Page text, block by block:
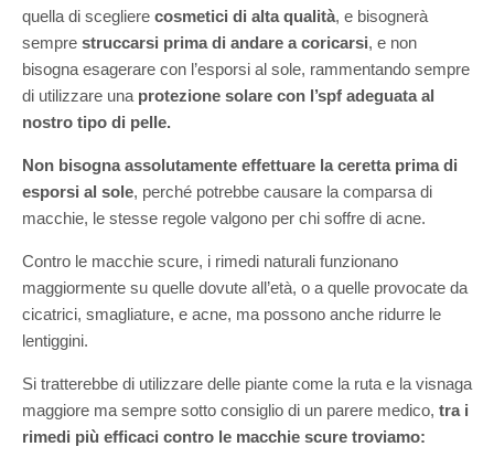
quella di scegliere cosmetici di alta qualità, e bisognerà
sempre struccarsi prima di andare a coricarsi, e non
bisogna esagerare con l’esporsi al sole, rammentando sempre
di utilizzare una protezione solare con l’spf adeguata al
nostro tipo di pelle.
Non bisogna assolutamente effettuare la ceretta prima di
esporsi al sole, perché potrebbe causare la comparsa di
macchie, le stesse regole valgono per chi soffre di acne.
Contro le macchie scure, i rimedi naturali funzionano
maggiormente su quelle dovute all’età, o a quelle provocate da
cicatrici, smagliature, e acne, ma possono anche ridurre le
lentiggini.
Si tratterebbe di utilizzare delle piante come la ruta e la visnaga
maggiore ma sempre sotto consiglio di un parere medico, tra i
rimedi più efficaci contro le macchie scure troviamo: